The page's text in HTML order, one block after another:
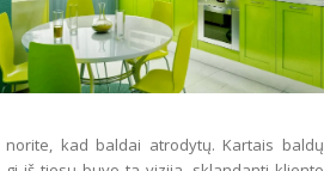
kad baldai atrodytų. Kartais baldų